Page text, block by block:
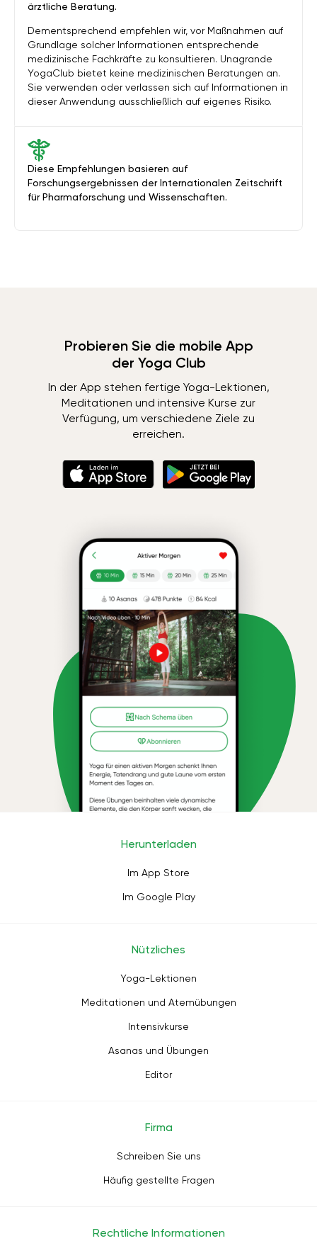
Diese Empfehlungen basieren auf
Forschungsergebnissen der Internationalen Zeitschrift
für Pharmaforschung und Wissenschaften.
ärztliche Beratung.
Dementsprechend empfehlen wir, vor Maßnahmen auf
Grundlage solcher Informationen entsprechende
medizinische Fachkräfte zu konsultieren. Unagrande
YogaClub bietet keine medizinischen Beratungen an.
Sie verwenden oder verlassen sich auf Informationen in
dieser Anwendung ausschließlich auf eigenes Risiko.
Probieren Sie die mobile App
der Yoga Club
In der App stehen fertige Yoga-Lektionen,
Meditationen und intensive Kurse zur
Verfügung, um verschiedene Ziele zu
erreichen.
Herunterladen
Im App Store
Im Google Play
Nützliches
Yoga-Lektionen
Meditationen und Atemübungen
Intensivkurse
Asanas und Übungen
Editor
Firma
Schreiben Sie uns
Häufig gestellte Fragen
Rechtliche Informationen